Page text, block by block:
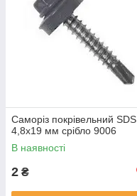
Саморіз покрівельний SDS
4,8х19 мм срібло 9006
В наявності
2 ₴